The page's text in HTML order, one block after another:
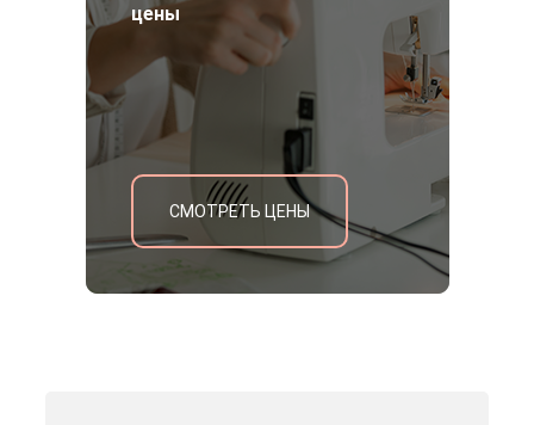
цены
СМОТРЕТЬ ЦЕНЫ